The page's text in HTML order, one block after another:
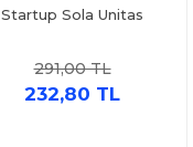
Startup Sola Unitas
291,00 TL
232,80 TL